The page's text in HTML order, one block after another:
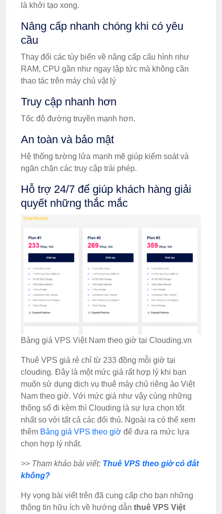
là khởi tạo xong.
Nâng cấp nhanh chóng khi có yêu
cầu
Thay đổi các tùy biến về nâng cấp cấu hình như
RAM, CPU gần như ngay lập tức mà không cần
thao tác trên máy chủ vật lý
Truy cập nhanh hơn
Tốc độ đường truyền mạnh hơn.
An toàn và bảo mật
Hệ thống tường lửa mạnh mẽ giúp kiểm soát và
ngăn chặn các truy cập trái phép.
Hỗ trợ 24/7 để giúp khách hàng giải
quyết những thắc mắc
Bảng giá VPS Việt Nam theo giờ tại Clouding.vn
Thuê VPS giá rẻ chỉ từ 233 đồng mỗi giờ tại
clouding. Đây là một mức giá rất hợp lý khi bạn
muốn sử dụng dịch vụ thuê máy chủ riêng ảo Việt
Nam theo giờ. Với mức giá như vậy cùng những
thông số đi kèm thì Clouding là sự lựa chọn tốt
nhất so với tất cả các đối thủ. Ngoài ra có thể xem
thêm Bảng giá VPS theo giờ để đưa ra mức lựa
chọn hợp lý nhất.
>> Tham khảo bài viết: Thuê VPS theo giờ có đắt
không?
Hy vọng bài viết trên đã cung cấp cho bạn những
thông tin hữu ích về hướng dẫn thuê VPS Việt